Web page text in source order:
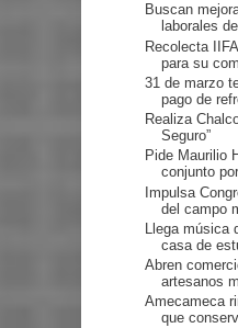
Buscan
laborales
Recolecta
para su
31 de marzo
pago de
Realiza
Seguro”
Pide Maurilio
conjunto
Impulsa
del campo
Llega
casa de
Abren
artesanos
Amecameca
que